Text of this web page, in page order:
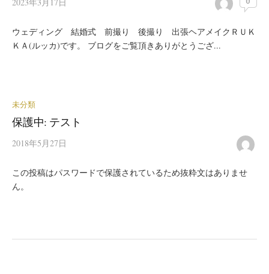
ウェディング 結婚式 前撮り 後撮り 出張ヘアメイクＲＵＫ
ＫＡ(ルッカ)です。 ブログをご覧頂きありがとうござ...
未分類
保護中: テスト
2018年5月27日
この投稿はパスワードで保護されているため抜粋文はありませ
ん。